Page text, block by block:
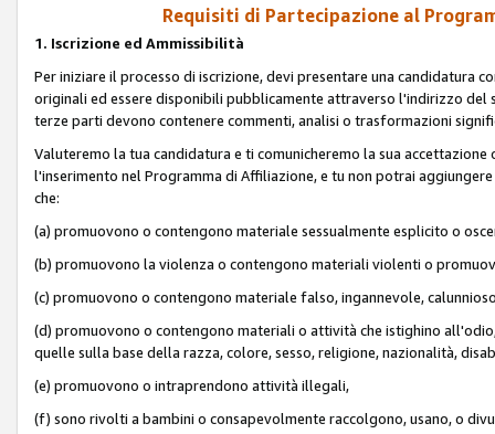
Requisiti di Partecipazione al
1. Iscrizione ed Ammissibilità
Per iniziare il processo di iscrizione, devi presentare una candidatura
originali ed essere disponibili pubblicamente attraverso l'indirizzo
terze parti devono contenere commenti, analisi o trasformazioni
Valuteremo la tua candidatura e ti comunicheremo la sua
l'inserimento nel Programma di Affiliazione, e tu non potrai
che:
(a) promuovono o contengono materiale sessualmente esplicito o
(b) promuovono la violenza o contengono materiali violenti o
(c) promuovono o contengono materiale falso, ingannevole,
(d) promuovono o contengono materiali o attività che istighino
quelle sulla base della razza, colore, sesso, religione, nazionalità,
(e) promuovono o intraprendono attività illegali,
(f) sono rivolti a bambini o consapevolmente raccolgono, usano, o